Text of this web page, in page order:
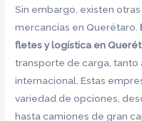
Sin embargo, existen
mercancías en Querétaro.
fletes y logística en
transporte de carga, tanto
internacional. Estas
variedad de opciones,
hasta camiones de gran